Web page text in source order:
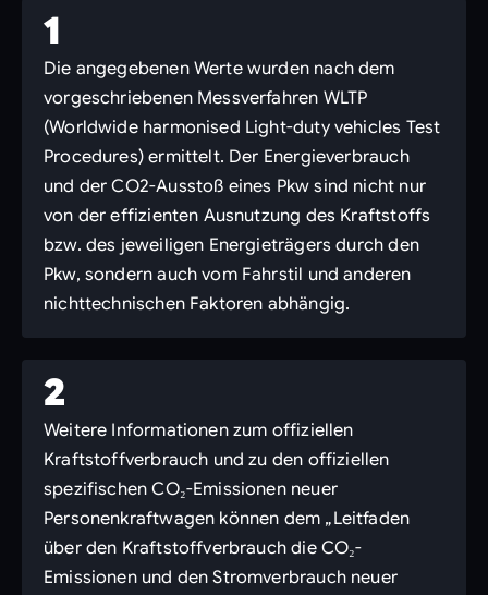
1
Die angegebenen Werte wurden nach dem
vorgeschriebenen Messverfahren WLTP
(Worldwide harmonised Light-duty vehicles Test
Procedures) ermittelt. Der Energieverbrauch
und der CO2-Ausstoß eines Pkw sind nicht nur
von der effizienten Ausnutzung des Kraftstoffs
bzw. des jeweiligen Energieträgers durch den
Pkw, sondern auch vom Fahrstil und anderen
nichttechnischen Faktoren abhängig.
2
Weitere Informationen zum offiziellen
Kraftstoffverbrauch und zu den offiziellen
spezifischen CO₂-Emissionen neuer
Personenkraftwagen können dem „Leitfaden
über den Kraftstoffverbrauch die CO₂-
Emissionen und den Stromverbrauch neuer